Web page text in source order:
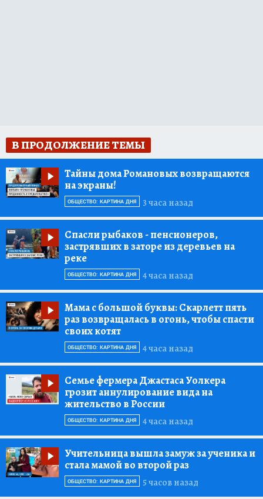
В ПРОДОЛЖЕНИЕ ТЕМЫ
Тайны дома Романовых возвращаются
на экраны!
3 часа назад
ОБЩЕСТВО: КАРТИНА ДНЯ
Спасли рыбаков - пенсионеров,
застрявших в заторе из деревьев на
реке
4 часа назад
ОБЩЕСТВО: КАРТИНА ДНЯ
Мама с большой буквы:Скарлетт пять
раз возвращалась в огонь, чтобы спасти
своих котят
4 часа назад
ОБЩЕСТВО: КАРТИНА ДНЯ
Семье фермера Джастаса Уолкера
грозит аннулирование вида на
жительство в России
4 часа назад
ОБЩЕСТВО: КАРТИНА ДНЯ
Учительница вышла замуж за ученика и
стала мамой во второй раз
5 часов назад
ОБЩЕСТВО: КАРТИНА ДНЯ